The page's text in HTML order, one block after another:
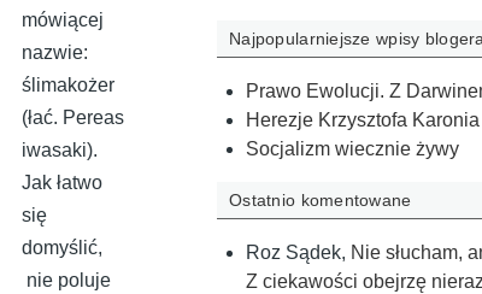
mówiącej
nazwie:
ślimakożer
(łać. Pereas
iwasaki).
Jak łatwo
się
domyślić,
nie poluje
Najpopularniejsze wpisy
Prawo Ewolucji. Z
Herezje Krzysztofa
Socjalizm wiecznie żywy
Ostatnio komentowane
Roz Sądek, Nie słucham,
Z ciekawości obejrzę